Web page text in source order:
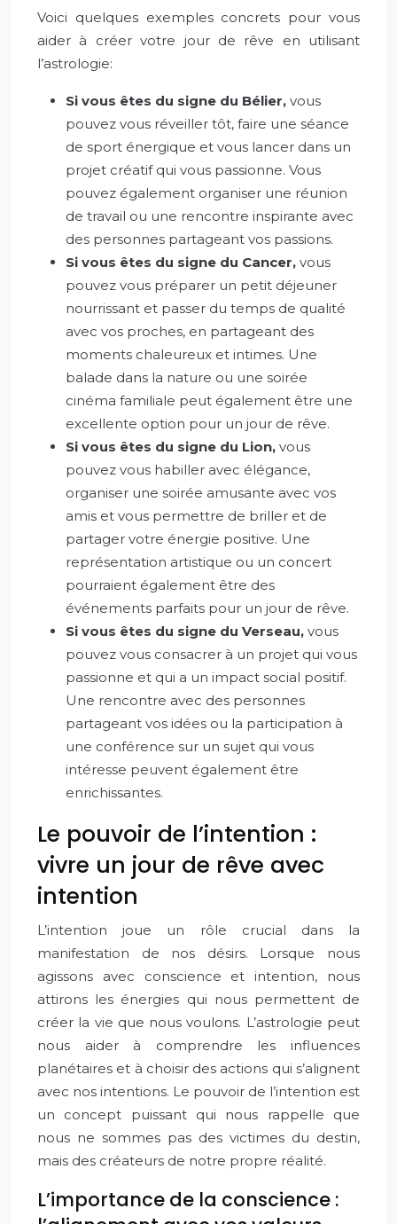
Voici quelques exemples concrets pour vous
aider à créer votre jour de rêve en utilisant
l’astrologie:
Si vous êtes du signe du Bélier, vous
pouvez vous réveiller tôt, faire une séance
de sport énergique et vous lancer dans un
projet créatif qui vous passionne. Vous
pouvez également organiser une réunion
de travail ou une rencontre inspirante avec
des personnes partageant vos passions.
Si vous êtes du signe du Cancer, vous
pouvez vous préparer un petit déjeuner
nourrissant et passer du temps de qualité
avec vos proches, en partageant des
moments chaleureux et intimes. Une
balade dans la nature ou une soirée
cinéma familiale peut également être une
excellente option pour un jour de rêve.
Si vous êtes du signe du Lion, vous
pouvez vous habiller avec élégance,
organiser une soirée amusante avec vos
amis et vous permettre de briller et de
partager votre énergie positive. Une
représentation artistique ou un concert
pourraient également être des
événements parfaits pour un jour de rêve.
Si vous êtes du signe du Verseau, vous
pouvez vous consacrer à un projet qui vous
passionne et qui a un impact social positif.
Une rencontre avec des personnes
partageant vos idées ou la participation à
une conférence sur un sujet qui vous
intéresse peuvent également être
enrichissantes.
Le pouvoir de l’intention :
vivre un jour de rêve avec
intention
L’intention joue un rôle crucial dans la
manifestation de nos désirs. Lorsque nous
agissons avec conscience et intention, nous
attirons les énergies qui nous permettent de
créer la vie que nous voulons. L’astrologie peut
nous aider à comprendre les influences
planétaires et à choisir des actions qui s’alignent
avec nos intentions. Le pouvoir de l’intention est
un concept puissant qui nous rappelle que
nous ne sommes pas des victimes du destin,
mais des créateurs de notre propre réalité.
L’importance de la conscience :